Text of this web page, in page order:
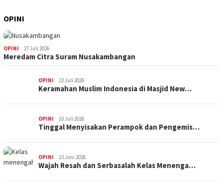
OPINI
OPINI 27 Juli 2026
Meredam Citra Suram Nusakambangan
OPINI 22 Juli 2026
Keramahan Muslim Indonesia di Masjid New…
OPINI 10 Juli 2026
Tinggal Menyisakan Perampok dan Pengemis…
OPINI 23 Juni 2026
Wajah Resah dan Serbasalah Kelas Menenga…